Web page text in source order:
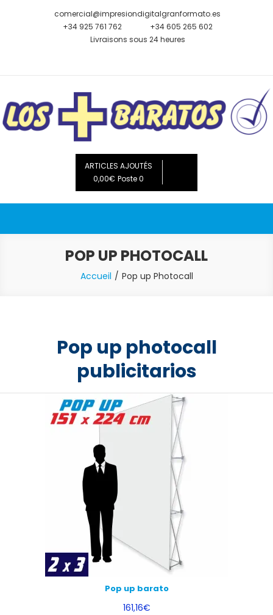
comercial@impresiondigitalgranformato.es
+34 925 761 762
+34 605 265 602
Livraisons sous 24 heures
Les moins chers
bannières, drapeaux, banderoles, bâches, affiches, présentoirs,
publicités
ARTICLES AJOUTÉS
0,00€ Poste 0
POP UP PHOTOCALL
Accueil Pop up Photocall
Pop up photocall
publicitarios
Pop up barato
161,16€